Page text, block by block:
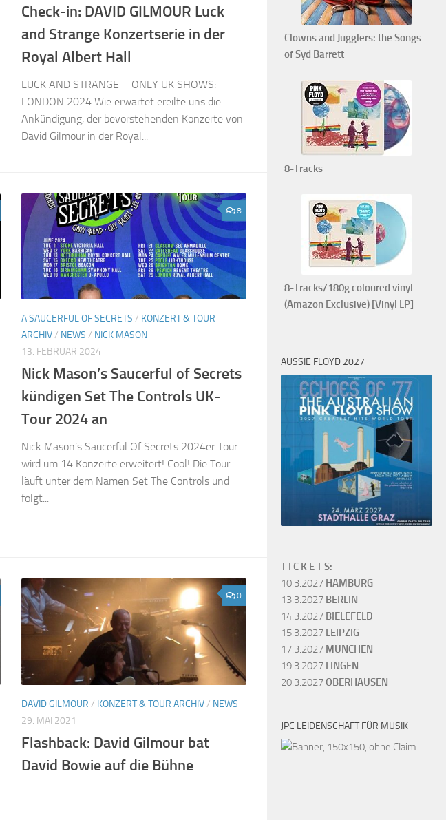
Check-in: DAVID GILMOUR Luck
and Strange Konzertserie in der
Royal Albert Hall
LUCK AND STRANGE – ONLY UK SHOWS:
LONDON 2024 Wie erwartet ereilte uns die
Ankündigung, der bevorstehenden Konzerte von
David Gilmour in der Royal...
8
A SAUCERFUL OF SECRETS / KONZERT & TOUR
ARCHIV/ NEWS / NICK MASON
13. FEBRUAR 2024
Nick Mason’s Saucerful of Secrets
kündigen Set The Controls UK-
Tour 2024 an
Nick Mason’s Saucerful Of Secrets 2024er Tour
wird um 14 Konzerte erweitert! Cool! Die Tour
läuft unter dem Namen Set The Controls und
folgt...
0
DAVID GILMOUR / KONZERT & TOUR ARCHIV/ NEWS
29. MAI 2021
Flashback: David Gilmour bat
David Bowie auf die Bühne
Clowns and Jugglers: the Songs
of Syd Barrett
8-Tracks
8-Tracks/180g coloured vinyl
(Amazon Exclusive) [Vinyl LP]
AUSSIE FLOYD 2027
T I C K E T S:
10.3.2027 HAMBURG
13.3.2027 BERLIN
14.3.2027 BIELEFELD
15.3.2027 LEIPZIG
17.3.2027 MÜNCHEN
19.3.2027 LINGEN
20.3.2027OBERHAUSEN
JPC LEIDENSCHAFT FÜR MUSIK